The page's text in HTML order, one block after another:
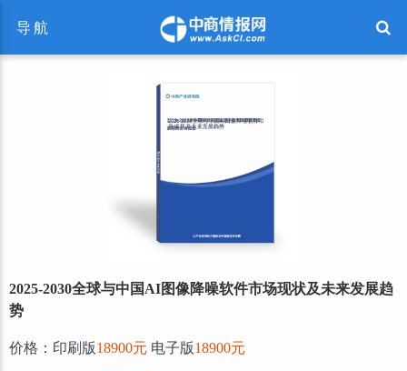
导航
2025-2030全球与中国AI图像降噪软件市场现状及未来发展趋
势
价格：印刷版18900元 电子版18900元